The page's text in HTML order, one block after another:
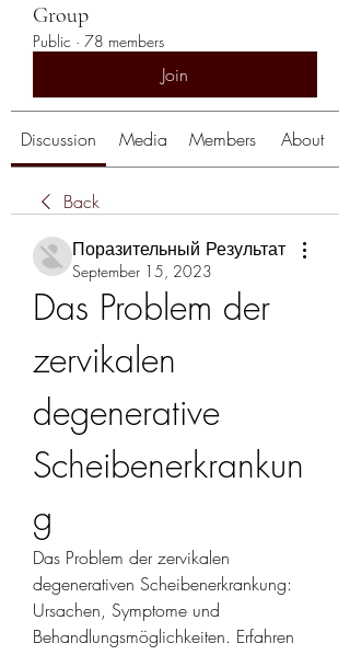
Group
Public · 78 members
Join
Discussion Media Members About
Back
Поразительный Результат
September 15, 2023
Das Problem der
zervikalen
degenerative
Scheibenerkrankun
g
Das Problem der zervikalen
degenerativen Scheibenerkrankung:
Ursachen, Symptome und
Behandlungsmöglichkeiten. Erfahren